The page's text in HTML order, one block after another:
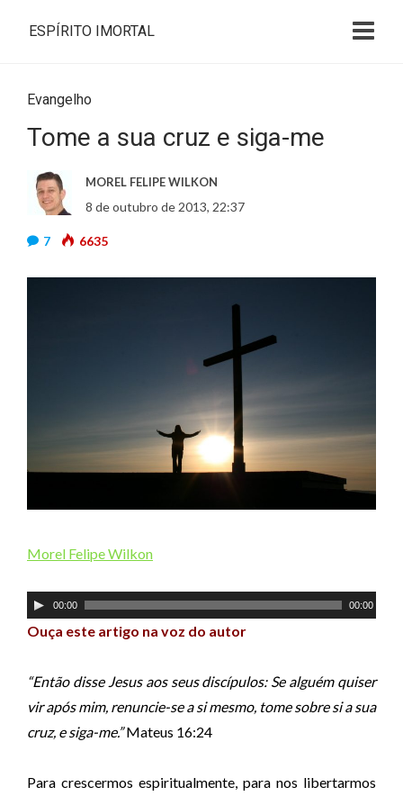
ESPÍRITO IMORTAL
Evangelho
Tome a sua cruz e siga-me
MOREL FELIPE WILKON
8 de outubro de 2013, 22:37
7 6635
Morel Felipe Wilkon
T
o
a
d
o
d
00:00 00:00
Ouça este artigo na voz do autor
“Então disse Jesus aos seus discípulos: Se alguém quiser
vir após mim, renuncie-se a si mesmo, tome sobre si a sua
cruz, e siga-me.”Mateus 16:24
Para crescermos espiritualmente, para nos libertarmos